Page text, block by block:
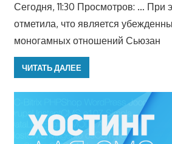
Сегодня, 11:30 Просмотров: … При
отметила, что является
моногамных отношений Сьюзан
ЧИТАТЬ ДАЛЕЕ